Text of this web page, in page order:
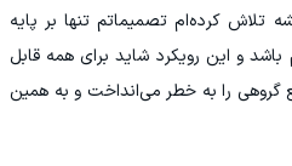
کرده‌ام تصمیماتم تنها بر پایه
و این رویکرد شاید برای همه قابل
گروهی را به خطر می‌انداخت و به همین